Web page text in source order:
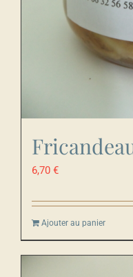
6,70 €
Ajouter au panier